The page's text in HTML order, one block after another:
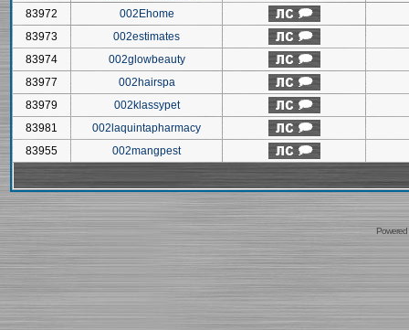
83972
002Ehome
83973
002estimates
83974
002glowbeauty
83977
002hairspa
83979
002klassypet
83981
002laquintapharmacy
83955
002mangpest